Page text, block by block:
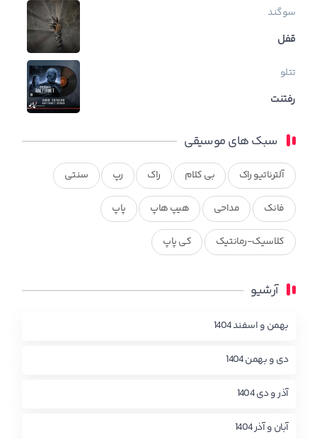
سوگند
قفل
تتلو
رفتنت
سبک های موسیقی
آلترناتیو راک بی کلام راک رپ سنتی
فانک مداحی هیپ هاپ پاپ
کلاسیک-رمانتیک کی پاپ
آرشیو
بهمن و اسفند 1404
دی و بهمن 1404
آذر و دی 1404
آبان و آذر 1404